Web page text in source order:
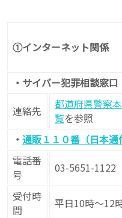
①インターネット関係
・サイバー犯罪相談窓口
連絡先
都道府県警察
覧を参照
・ 通販１１０番（日本通
電話番
号
03-5651-1122
受付時
間
平日10時～